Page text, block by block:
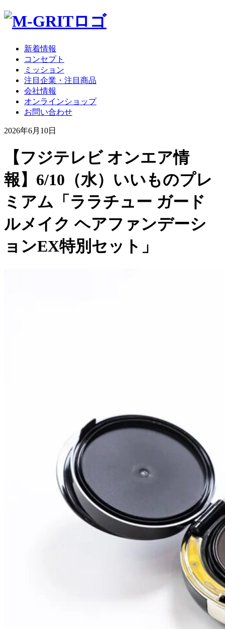
新着情報
コンセプト
ミッション
注目企業・注目商品
会社情報
オンラインショップ
お問い合わせ
2026年6月10日
【フジテレビ オンエア情
報】6/10（水）いいものプレ
ミアム「ララチュー ガード
ルメイク ヘアファンデーシ
ョンEX特別セット」